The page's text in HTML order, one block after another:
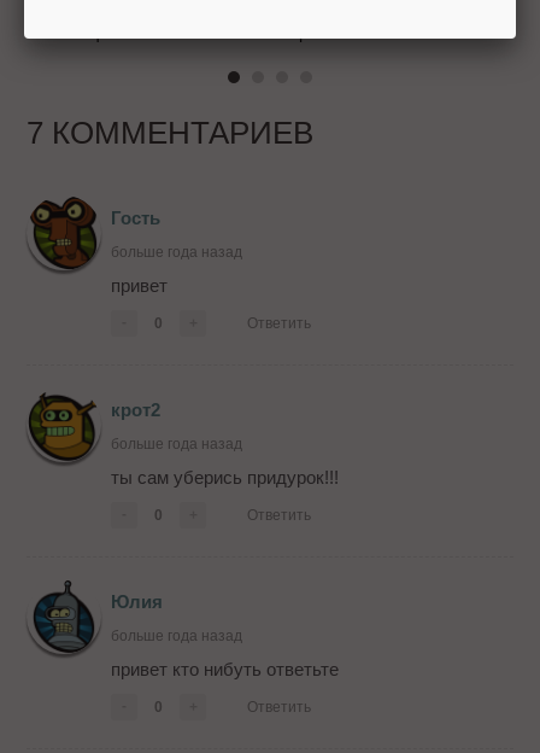
7 КОММЕНТАРИЕВ
Гость
больше года назад
привет
0 Ответить
крот2
больше года назад
ты сам уберись придурок!!!
0 Ответить
Юлия
больше года назад
привет кто нибуть ответьте
0 Ответить